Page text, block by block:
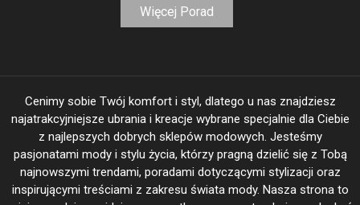
Więcej Porad
Cenimy sobie Twój komfort i styl, dlatego u nas znajdziesz
najatrakcyjniejsze ubrania i kreacje wybrane specjalnie dla Ciebie
z najlepszych dobrych sklepów modowych. Jesteśmy
pasjonatami mody i stylu życia, którzy pragną dzielić się z Tobą
najnowszymi trendami, poradami dotyczącymi stylizacji oraz
inspirującymi treściami z zakresu świata mody. Nasza strona to